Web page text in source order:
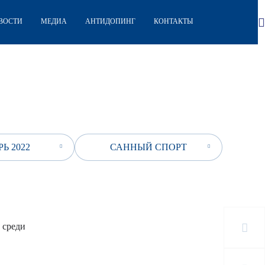
МЕДИА АНТИДОПИНГ КОНТАКТЫ
2022 САННЫЙ СПОРТ